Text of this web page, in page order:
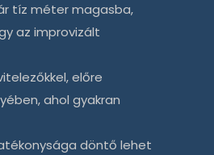
tíz méter magasba,
az improvizált
előre
ahol gyakran
döntő lehet